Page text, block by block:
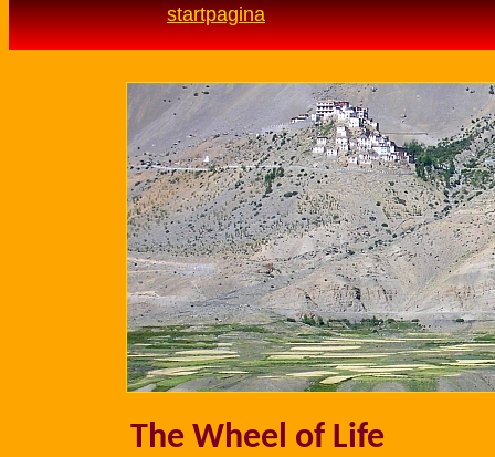
startpagina
.
The Wheel of Life